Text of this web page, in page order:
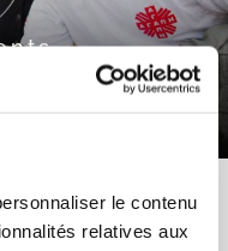
le contenu
relatives aux
Migratoire